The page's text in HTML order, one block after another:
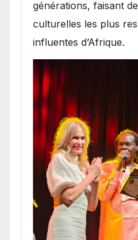
générations, faisant
culturelles les plus
influentes d’Afrique.